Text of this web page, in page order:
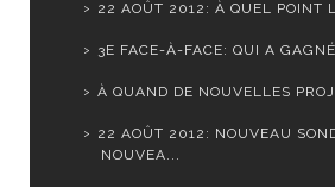
22 AOÛT 2012: À QUEL POINT
3E FACE-À-FACE: QUI A
À QUAND DE NOUVELLES
22 AOÛT 2012: NOUVEAU
NOUVEA...